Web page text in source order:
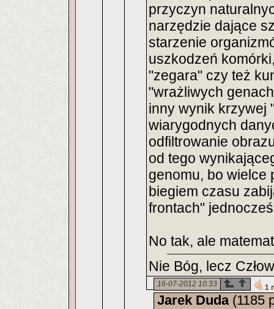
przyczyn
narzędzie dające
starzenie
uszkodzeń
"zegara" czy też
"wrażliwych
inny wynik krzywej
wiarygodnych
odfiltrowanie
od tego
genomu, bo wielce
biegiem czasu
frontach"
No tak, ale
Nie Bóg, lecz
16-07-2012 10:33 1
Jarek Duda(1185